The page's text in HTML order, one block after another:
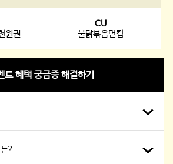
원권
CU
불닭볶음면컵
트 혜택 궁금증 해결하기
?